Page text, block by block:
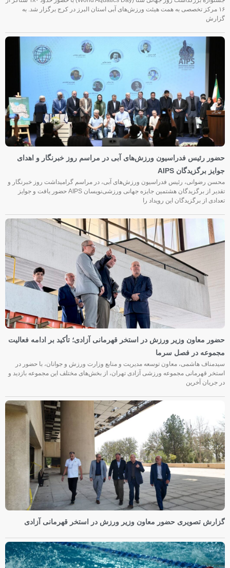
۱۶ مرکز تخصصی به همت هیئت ورزش‌های آبی استان البرز در کرج برگزار شد. به
گزارش
حضور رئیس فدراسیون ورزش‌های آبی در مراسم روز خبرنگار و اهدای
جوایز برگزیدگان AIPS
محسن رضوانی، رئیس فدراسیون ورزش‌های آبی، در مراسم گرامیداشت روز خبرنگار و
تقدیر از برگزیدگان هشتمین جایزه جهانی ورزشی‌نویسان AIPS حضور یافت و جوایز
تعدادی از برگزیدگان این رویداد را
حضور معاون وزیر ورزش در استخر قهرمانی آزادی؛ تأکید بر ادامه فعالیت
مجموعه در فصل سرما
سیدمناف هاشمی، معاون توسعه مدیریت و منابع وزارت ورزش و جوانان، با حضور در
استخر قهرمانی مجموعه ورزشی آزادی تهران، از بخش‌های مختلف این مجموعه بازدید و
در جریان آخرین
گزارش تصویری حضور معاون وزیر ورزش در استخر قهرمانی آزادی